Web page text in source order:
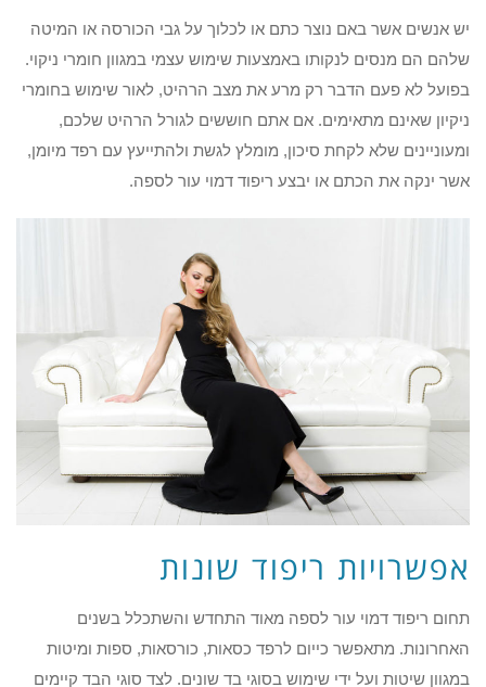
יש אנשים אשר באם נוצר כתם או לכלוך על גבי הכורסה או המיטה
שלהם הם מנסים לנקותו באמצעות שימוש עצמי במגוון חומרי ניקוי.
בפועל לא פעם הדבר רק מרע את מצב הרהיט, לאור שימוש בחומרי
ניקיון שאינם מתאימים. אם אתם חוששים לגורל הרהיט שלכם,
ומעוניינים שלא לקחת סיכון, מומלץ לגשת ולהתייעץ עם רפד מיומן,
אשר ינקה את הכתם או יבצע ריפוד דמוי עור לספה.
אפשרויות ריפוד שונות
תחום ריפוד דמוי עור לספה מאוד התחדש והשתכלל בשנים
האחרונות. מתאפשר כייום לרפד כסאות, כורסאות, ספות ומיטות
במגוון שיטות ועל ידי שימוש בסוגי בד שונים. לצד סוגי הבד קיימים